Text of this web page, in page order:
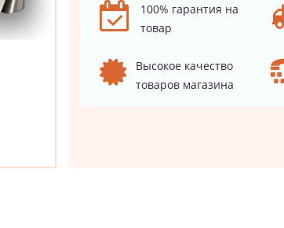
100% гарантия на
товар
Высокое качество
товаров магазина